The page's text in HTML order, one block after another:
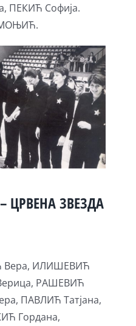
ПЕКИЋ Софија.
ЦРВЕНА ЗВЕЗДА
ИЛИШЕВИЋ
РАШЕВИЋ
ПАВЛИЋ Татјана,
Гордана,